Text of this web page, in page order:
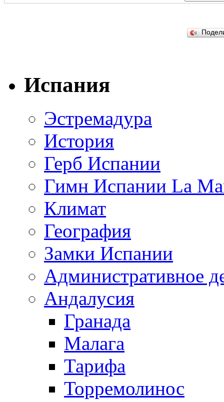
Испания
Эстремадура
История
Герб Испании
Гимн Испании La
Климат
География
Замки Испании
Административное
Андалусия
Гранада
Малага
Тарифа
Торремолинос